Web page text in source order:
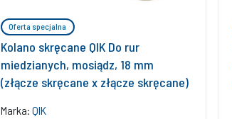
Oferta specjalna
Kolano skręcane QIK Do rur
miedzianych, mosiądz, 18 mm
(złącze skręcane x złącze skręcane)
Marka: QIK